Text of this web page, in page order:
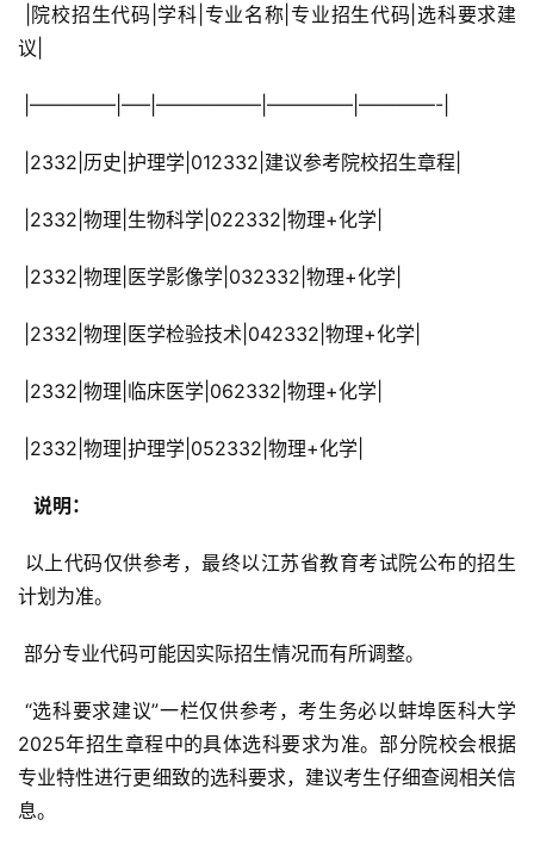
议|
|————–|—–|—————–|————–|————-|
|2332|历史|护理学|012332|建议参考院校招生章程|
|2332|物理|生物科学|022332|物理+化学|
|2332|物理|医学影像学|032332|物理+化学|
|2332|物理|医学检验技术|042332|物理+化学|
|2332|物理|临床医学|062332|物理+化学|
|2332|物理|护理学|052332|物理+化学|
  说明：
计划为准。
部分专业代码可能因实际招生情况而有所调整。
2025年招生章程中的具体选科要求为准。部分院校会根据
专业特性进行更细致的选科要求，建议考生仔细查阅相关信
息。